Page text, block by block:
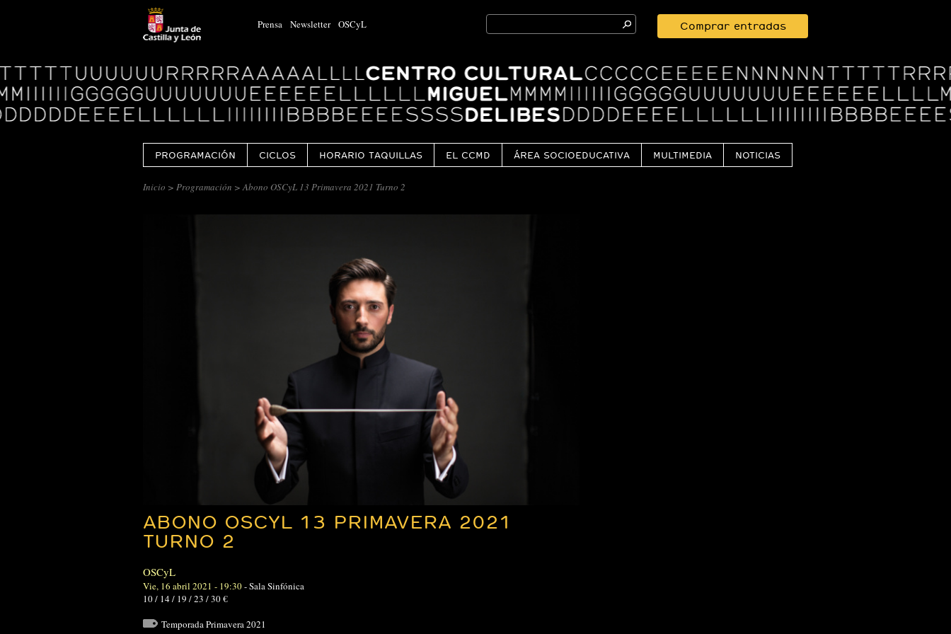
Prensa Newsletter OSCyL
Search
for:
Comprar entradas
Logo
Centro
Cultural
Miguel
Delibes
PROGRAMACIÓN CICLOS HORARIO TAQUILLAS EL CCMD ÁREA SOCIOEDUCATIVA MULTIMEDIA NOTICIAS
Inicio > Programación > Abono OSCyL 13 Primavera 2021 Turno 2
ABONO OSCYL 13 PRIMAVERA 2021
TURNO 2
OSCyL
Vie, 16 abril 2021 - 19:30-Sala Sinfónica
10 / 14 / 19 / 23 / 30 €
Temporada Primavera 2021